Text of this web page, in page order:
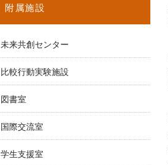
附属施設
未来共創センター
比較行動実験施設
図書室
国際交流室
学生支援室